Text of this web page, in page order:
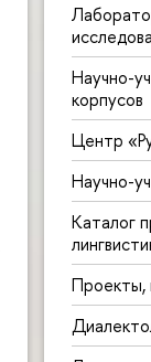
Научно-
корпусов
Центр
Научно-
Каталог
Проекты,